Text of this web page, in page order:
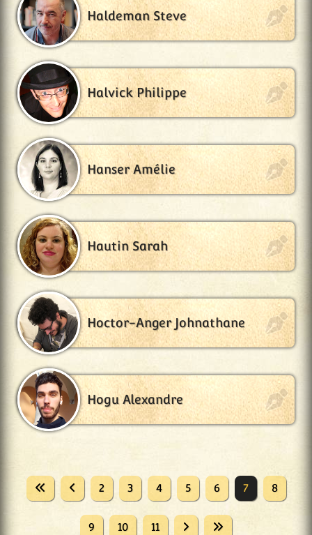
Haldeman Steve
Halvick Philippe
Hanser Amélie
Hautin Sarah
Hoctor-Anger Johnathane
Hogu Alexandre
2 3 4 5 6 7 8
9 10 11